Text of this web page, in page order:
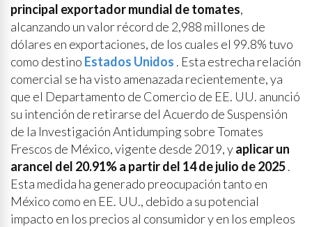
principal exportador mundial de tomates,
alcanzando un valor récord de 2,988 millones de
dólares en exportaciones, de los cuales el 99.8% tuvo
como destino Estados Unidos . Esta estrecha relación
comercial se ha visto amenazada recientemente, ya
que el Departamento de Comercio de EE. UU. anunció
su intención de retirarse del Acuerdo de Suspensión
de la Investigación Antidumping sobre Tomates
Frescos de México, vigente desde 2019, yaplicar un
arancel del 20.91% a partir del 14 de julio de 2025.
Esta medida ha generado preocupación tanto en
México como en EE. UU., debido a su potencial
impacto en los precios al consumidor y en los empleos